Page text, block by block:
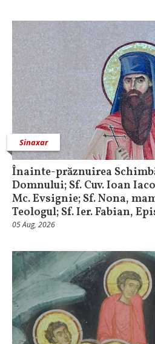
Sinaxar
Înainte-prăznuirea
Domnului; Sf. Cuv. Ioan
Mc. Evsignie; Sf. Nona,
Teologul; Sf. Ier. Fabian,
05 Aug, 2026